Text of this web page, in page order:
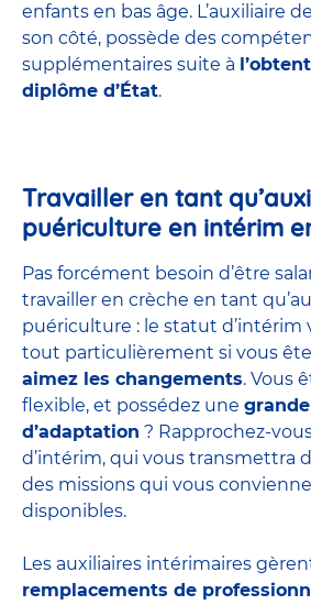
enfants en bas âge. L’auxiliaire
son côté, possède des
supplémentaires suite à
diplôme d’État.
Travailler en tant
puériculture en intérim
Pas forcément besoin d’être
travailler en crèche en tant
puériculture : le statut d’intérim
tout particulièrement si vous
aimez les changements. Vous
flexible, et possédez une
d’adaptation ? Rapprochez-
d’intérim, qui vous transmettra
des missions qui vous
disponibles.
Les auxiliaires intérimaires
remplacements de